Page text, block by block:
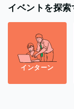
イベントを探索
インターン